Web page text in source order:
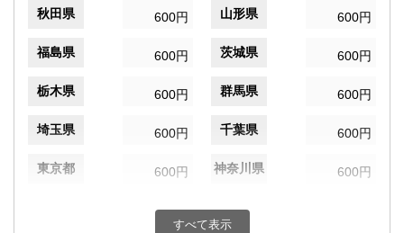
秋田県 600円 山形県 600円
福島県 600円 茨城県 600円
栃木県 600円 群馬県 600円
埼玉県 600円 千葉県 600円
東京都 600円 神奈川県 600円
600円 富山県
すべて表示